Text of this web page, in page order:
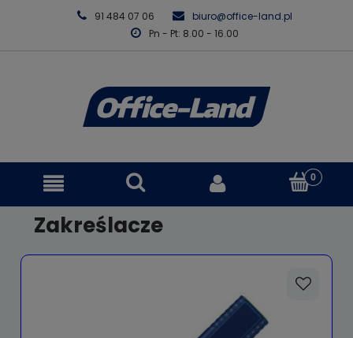
91 484 07 06
biuro@office-land.pl
Pn - Pt: 8.00 - 16.00
Zakreślacze